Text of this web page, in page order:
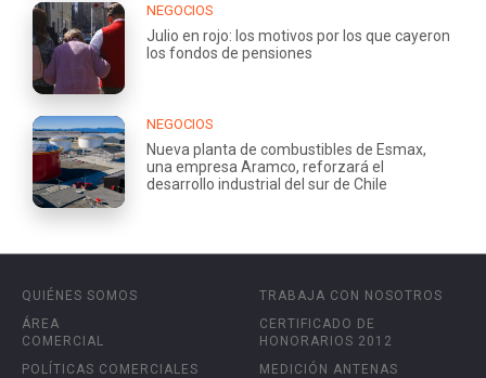
NEGOCIOS
Julio en rojo: los motivos por los que cayeron
los fondos de pensiones
NEGOCIOS
Nueva planta de combustibles de Esmax,
una empresa Aramco, reforzará el
desarrollo industrial del sur de Chile
QUIÉNES SOMOS
ÁREA
COMERCIAL
POLÍTICAS COMERCIALES
TRABAJA CON NOSOTROS
CERTIFICADO DE
HONORARIOS 2012
MEDICIÓN ANTENAS